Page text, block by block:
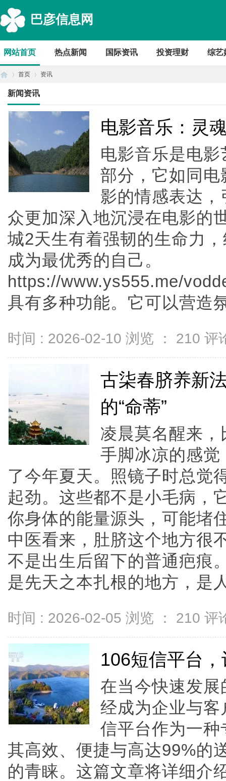
巴彦信息网
网站首页 热点新闻 国际资讯 投资理财 综艺
首页 资讯
新闻资讯
电影音乐：灵
电影音乐是电
部分，它如同
影的情感表达
众更加深入地沉浸在电影的
城2天生有着强韧的生命力
成为最优秀的自己。
https://www.ys555.me/
具有多种功能。它可以营造
时间 : 2026-02-10 浏览 ： 210 评
古柒春脐养新
的“命蒂”
凌晨莫名醒来
手脚冰凉的感
了今年夏天。照镜子时总觉
起劲。这些都不是小毛病，
你身体的能量源头，可能堵
中医看来，肚脐这个地方很
不是出生后留下的普通疤痕
是先天之本扎根的地方，是
时间 : 2026-02-05 浏览 ： 210 评
106短信平台
在当今快速发
经成为企业与
信平台作为一
其高效、便捷与高达99%的
的青睐。这篇文章将详细介